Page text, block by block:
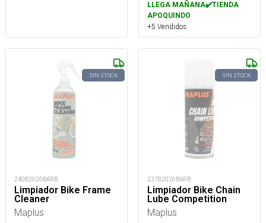
LLEGA MAÑANA✔️TIENDA
APOQUINDO
+5 Vendidos
SIN STOCK
24082026BARB
Limpiador Bike Frame
Cleaner
Maplus
SIN STOCK
23782026BARB
Limpiador Bike Chain
Lube Competition
Maplus